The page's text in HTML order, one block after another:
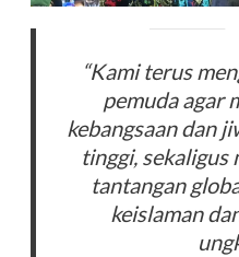
“Kami terus
pemuda agar
kebangsaan dan
tinggi, sekaligus
tantangan
keislaman